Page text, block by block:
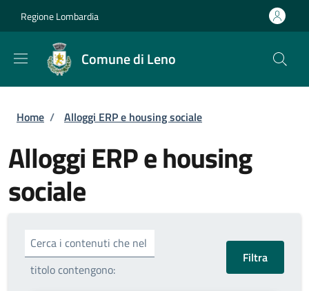
Regione Lombardia
Comune di Leno
Briciole di pane
Home / Alloggi ERP e housing sociale
Alloggi ERP e housing
sociale
Cerca i contenuti che nel
titolo contengono: